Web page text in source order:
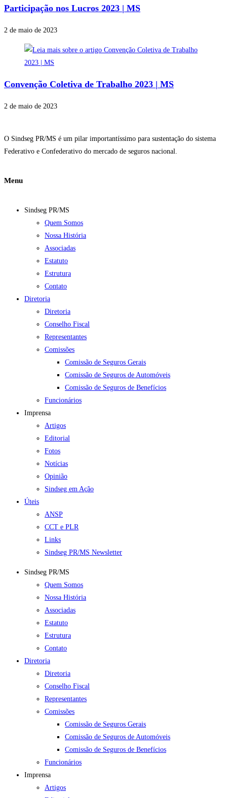
Participação nos Lucros 2023 | MS
2 de maio de 2023
Convenção Coletiva de Trabalho 2023 | MS
2 de maio de 2023
O Sindseg PR/MS é um pilar importantíssimo para sustentação do sistema
Federativo e Confederativo do mercado de seguros nacional.
Menu
Sindseg PR/MS
Quem Somos
Nossa História
Associadas
Estatuto
Estrutura
Contato
Diretoria
Diretoria
Conselho Fiscal
Representantes
Comissões
Comissão de Seguros Gerais
Comissão de Seguros de Automóveis
Comissão de Seguros de Benefícios
Funcionários
Imprensa
Artigos
Editorial
Fotos
Notícias
Opinião
Sindseg em Ação
Úteis
ANSP
CCT e PLR
Links
Sindseg PR/MS Newsletter
Sindseg PR/MS
Quem Somos
Nossa História
Associadas
Estatuto
Estrutura
Contato
Diretoria
Diretoria
Conselho Fiscal
Representantes
Comissões
Comissão de Seguros Gerais
Comissão de Seguros de Automóveis
Comissão de Seguros de Benefícios
Funcionários
Imprensa
Artigos